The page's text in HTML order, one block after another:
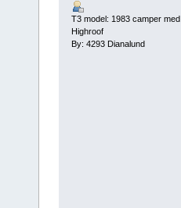
T3 model: 1983 camper med
Highroof
By: 4293 Dianalund